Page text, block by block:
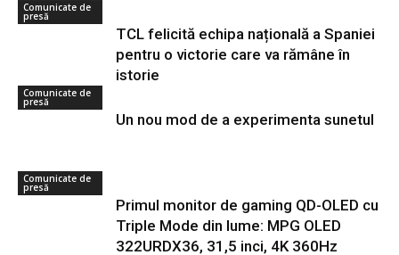
Comunicate de
presă
TCL felicită echipa națională a Spaniei
pentru o victorie care va rămâne în
istorie
Comunicate de
presă
Un nou mod de a experimenta sunetul
Comunicate de
presă
Primul monitor de gaming QD-OLED cu
Triple Mode din lume: MPG OLED
322URDX36, 31,5 inci, 4K 360Hz